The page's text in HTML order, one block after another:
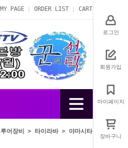
로그인
회원가입
마이페이지
장바구니
MY PAGE ORDER LIST CART
루어장비 > 타이라바> 야마시타